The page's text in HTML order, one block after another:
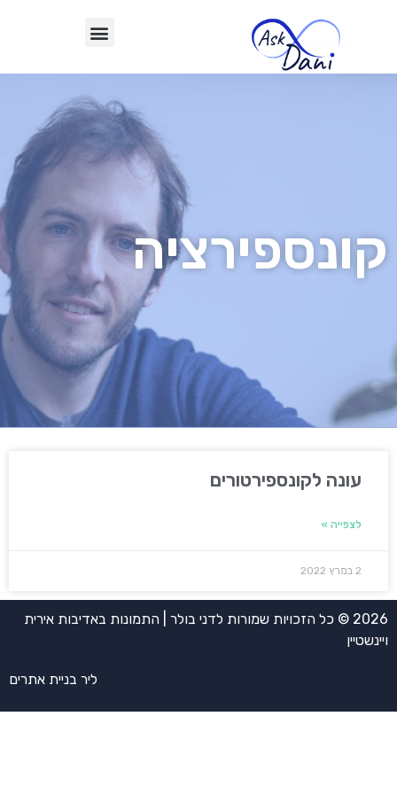
קונספירציה
עונה לקונספירטורים
לצפייה »
2 במרץ 2022
2026 © כל הזכויות שמורות לדני בולר | התמונות באדיבות אירית
ויינשטיין
ליר בניית אתרים